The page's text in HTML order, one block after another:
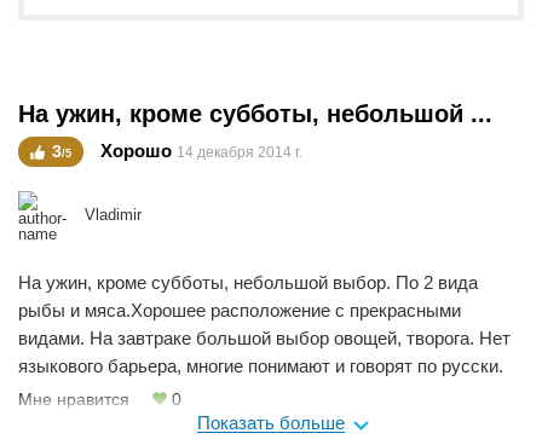
На ужин, кроме субботы, небольшой ...
3/5 Хорошо 14 декабря 2014 г.
Vladimir
На ужин, кроме субботы, небольшой выбор. По 2 вида
рыбы и мяса.Хорошее расположение с прекрасными
видами. На завтраке большой выбор овощей, творога. Нет
языкового барьера, многие понимают и говорят по русски.
Мне нравится 0
Показать больше